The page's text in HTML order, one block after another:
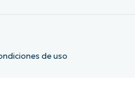
de uso